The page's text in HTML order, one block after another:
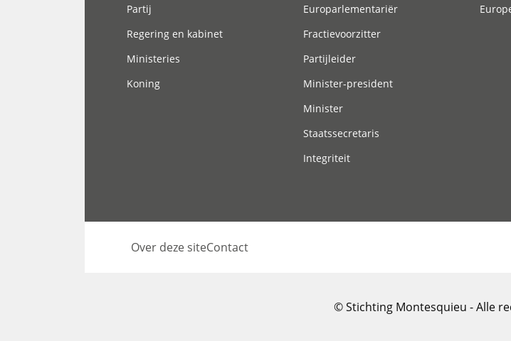
Partij
Regering en kabinet
Ministeries
Koning
Europarlementariër
Fractievoorzitter
Partijleider
Minister-president
Minister
Staatssecretaris
Integriteit
Over deze siteContact
© Stichting Montesquieu - Alle